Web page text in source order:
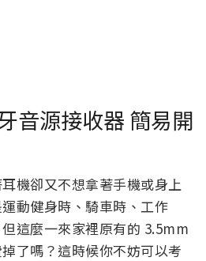
音源接收器 簡易開
機卻又不想拿著手機或身上
動健身時、騎車時、工作
這麼一來家裡原有的 3.5mm
了嗎？這時候你不妨可以考